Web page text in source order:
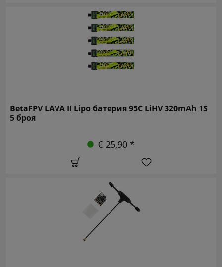
BetaFPV LAVA II Lipo батерия 95C LiHV 320mAh 1S
5 броя
€ 25,90 *